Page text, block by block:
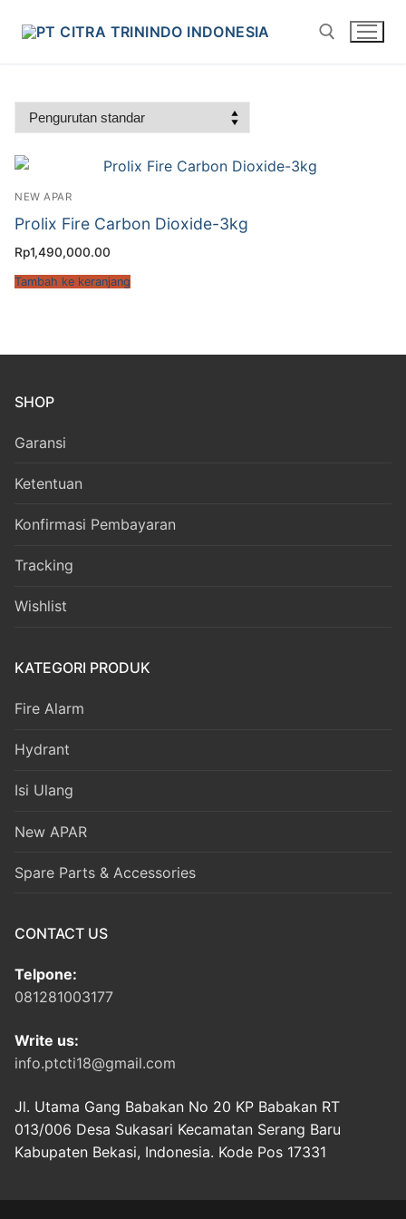
NEW APAR
Prolix Fire Carbon Dioxide-3kg
Rp1,490,000.00
Tambah ke keranjang
SHOP
Garansi
Ketentuan
Konfirmasi Pembayaran
Tracking
Wishlist
KATEGORI PRODUK
Fire Alarm
Hydrant
Isi Ulang
New APAR
Spare Parts & Accessories
CONTACT US
Telpone:
081281003177
Write us:
info.ptcti18@gmail.com
Jl. Utama Gang Babakan No 20 KP Babakan RT
013/006 Desa Sukasari Kecamatan Serang Baru
Kabupaten Bekasi, Indonesia. Kode Pos 17331